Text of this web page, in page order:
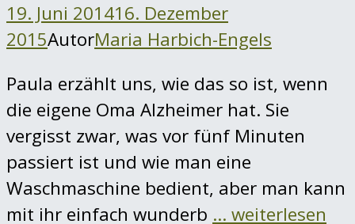
19. Juni 201416. Dezember
2015AutorMaria Harbich-Engels
Paula erzählt uns, wie das so ist, wenn
die eigene Oma Alzheimer hat. Sie
vergisst zwar, was vor fünf Minuten
passiert ist und wie man eine
Waschmaschine bedient, aber man kann
mit ihr einfach wunderb … weiterlesen